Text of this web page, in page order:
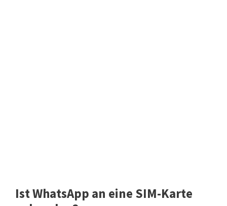
Ist WhatsApp an eine SIM-Karte